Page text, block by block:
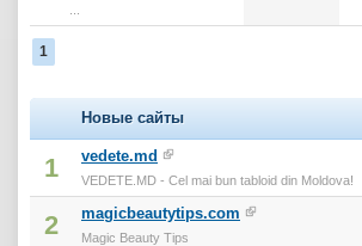
1
Новые сайты
1 vedete.md
VEDETE.MD - Cel mai bun tabloid din Moldova!
2 magicbeautytips.com
Magic Beauty Tips